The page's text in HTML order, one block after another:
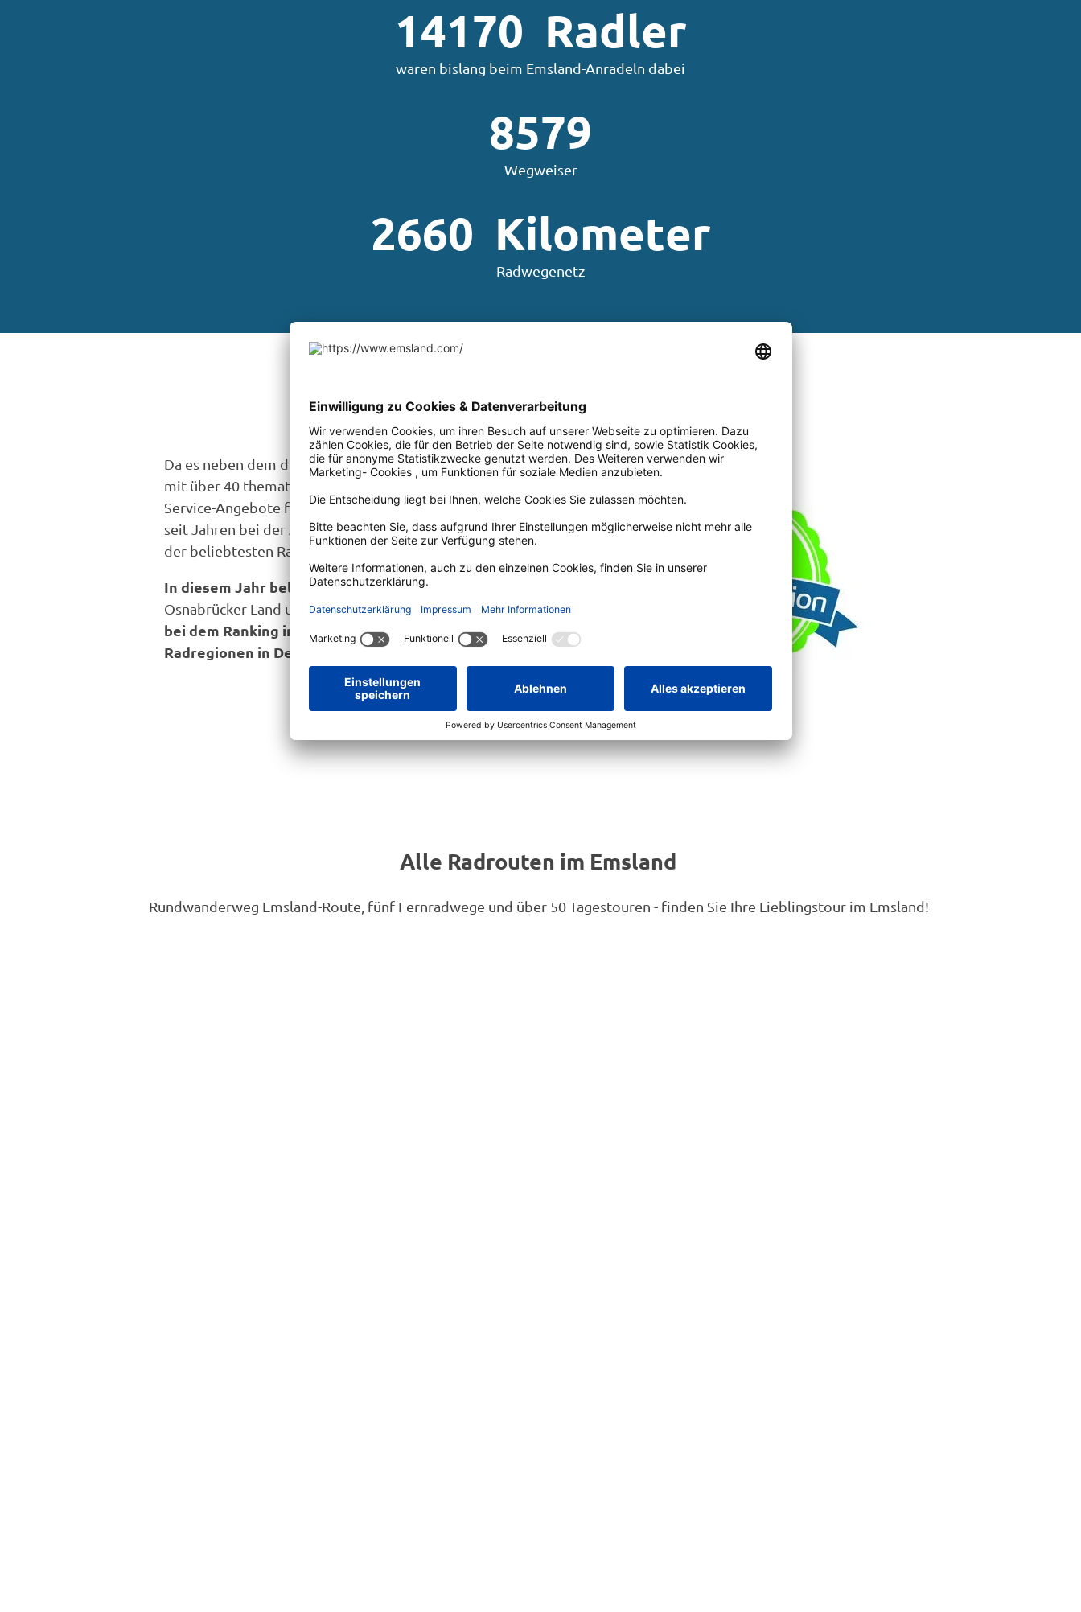
14170 Radler
waren bislang beim Emsland-Anradeln dabei
8579
Wegweiser
2660 Kilometer
Radwegenetz
Tipptopp Radfahren im Emsland
Emsland-Siegel - Platz 3 bei ADFC-Radreiseanalyse 2025_2026
Da es neben dem dicht geknüpften Fahrradknotennetz
mit über 40 thematischen Tagestouren vorbildliche
Service-Angebote für Radurlauber gibt, zählt das Emsland
seit Jahren bei der ADFC-Radreiseanalyse zu den TOP 10
der beliebtesten Radreise-Regionen Deutschlands.
In diesem Jahr belegt das Emslandzusammen mit dem
Osnabrücker Land und der Grafschaft Bentheim
Platz 3
bei dem Ranking in der Kategorie "Meist befahrene
Radregionen in Deutschland"!
Alle Radrouten im Emsland
Rundwanderweg Emsland-Route, fünf Fernradwege und über 50 Tagestouren - finden Sie Ihre Lieblingstour im Emsland!